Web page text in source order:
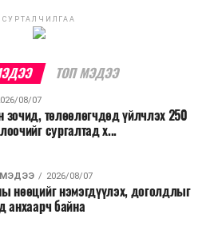
СУРТАЛЧИЛГАА
ТОП МЭДЭЭ
08/07
зочид, төлөөлөгчдөд үйлчлэх 250
сургалтад х...
2026/08/07
нөөцийг нэмэгдүүлэх, доголдлыг
анхаарч байна